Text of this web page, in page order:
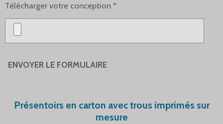
Télécharger votre conception *
ENVOYER LE FORMULAIRE
Présentoirs en carton avec trous imprimés sur
mesure